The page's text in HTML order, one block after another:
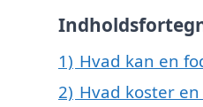
1) Hvad kan en
2) Hvad koster